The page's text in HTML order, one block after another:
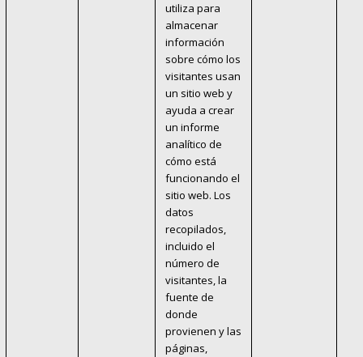
utiliza para
almacenar
información
sobre cómo los
visitantes usan
un sitio web y
ayuda a crear
un informe
analítico de
cómo está
funcionando el
sitio web. Los
datos
recopilados,
incluido el
número de
visitantes, la
fuente de
donde
provienen y las
páginas,